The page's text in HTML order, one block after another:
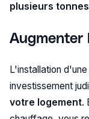
plusieurs
Augmenter
L'installation d'une
investissement
votre logement.